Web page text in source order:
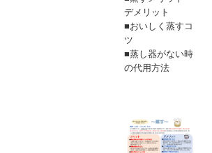
デメリット
■おいしく蒸すコ
ツ
■蒸し器がない時
の代用方法